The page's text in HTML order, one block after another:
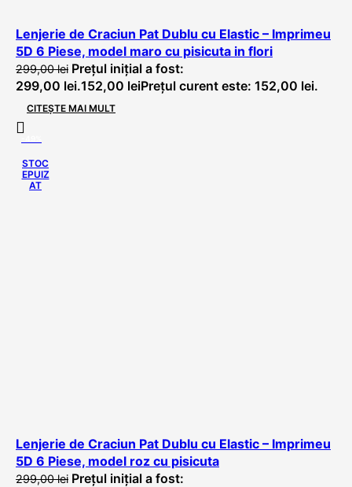
Lenjerie de Craciun Pat Dublu cu Elastic – Imprimeu
5D 6 Piese, model maro cu pisicuta in flori
299,00lei Prețul inițial a fost:
299,00 lei.152,00 leiPrețul curent este: 152,00 lei.
CITEȘTE MAI MULT
STOC
EPUIZ
AT
Lenjerie de Craciun Pat Dublu cu Elastic – Imprimeu
5D 6 Piese, model roz cu pisicuta
299,00lei Prețul inițial a fost: